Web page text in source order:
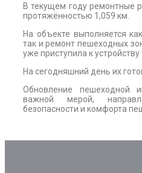
В текущем году ремонтные
протяжённостью 1,059 км.
На объекте выполняется
так и ремонт пешеходных
уже приступила к устройству
На сегодняшний день их
Обновление пешеходной
важной мерой,
безопасности и комфорта